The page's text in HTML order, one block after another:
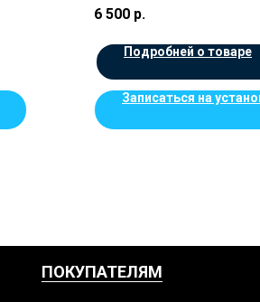
6 500 р.
Подробней о товаре
Записаться на
ПОКУПАТЕЛЯМ